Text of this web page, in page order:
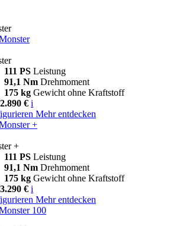
111 PS Leistung
91,1 Nm Drehmoment
175 kg Gewicht ohne Kraftstoff
€ i
Mehr entdecken
+
+
111 PS Leistung
91,1 Nm Drehmoment
175 kg Gewicht ohne Kraftstoff
€ i
Mehr entdecken
100